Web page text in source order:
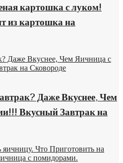
картошка с луком!
из картошка на
Даже Вкуснее, Чем Яичница с
на Сковороде
Даже Вкуснее, Чем
Вкусный Завтрак на
Что Приготовить на
с помидорами.